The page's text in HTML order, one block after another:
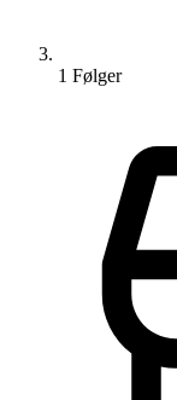
1 Følger